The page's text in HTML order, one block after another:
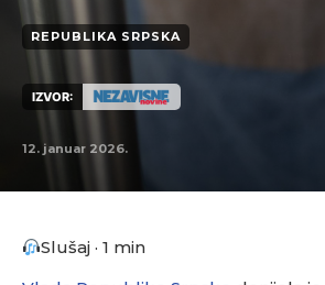
REPUBLIKA SRPSKA
IZVOR:
12. januar 2026.
Slušaj · 1 min